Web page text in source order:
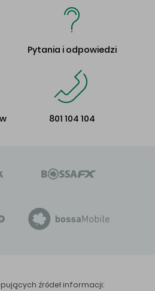
Pytania i odpowiedzi
801 104 104
źródeł informacji: